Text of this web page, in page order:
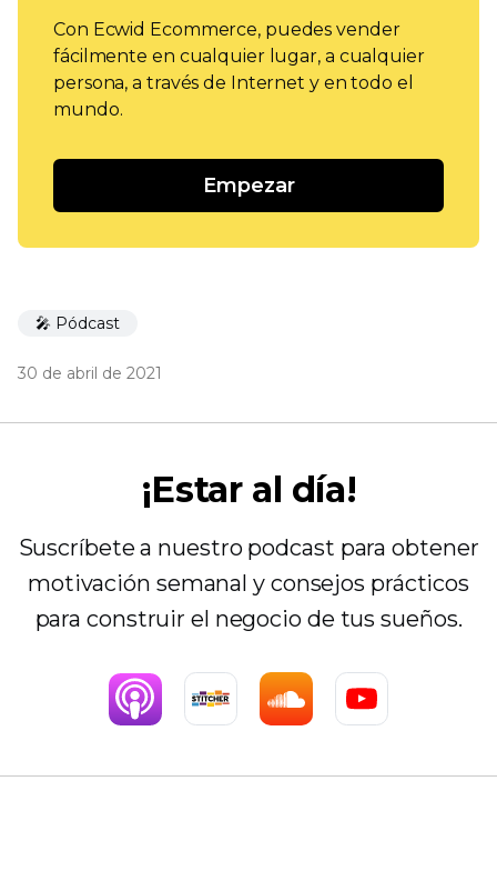
Con Ecwid Ecommerce, puedes vender
fácilmente en cualquier lugar, a cualquier
persona, a través de Internet y en todo el
mundo.
Empezar
🎤 Pódcast
30 de abril de 2021
¡Estar al día!
Suscríbete a nuestro podcast para obtener
motivación semanal y consejos prácticos
para construir el negocio de tus sueños.